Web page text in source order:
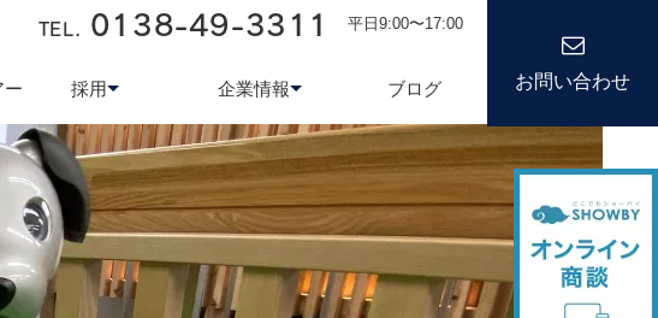
オフィス業務システム kond 光回線
ー 採用
採用について 新卒採用
企業情報
会社情報
ブログ
TEL. 0138-49-3311 平日9:00〜17:00
お問い合わせ